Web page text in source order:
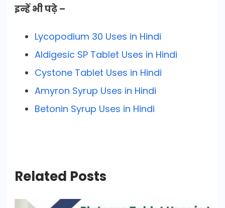
इन्हें भी पढ़े –
Lycopodium 30 Uses in Hindi
Aldigesic SP Tablet Uses in Hindi
Cystone Tablet Uses in Hindi
Amyron Syrup Uses in Hindi
Betonin Syrup Uses in Hindi
Related Posts